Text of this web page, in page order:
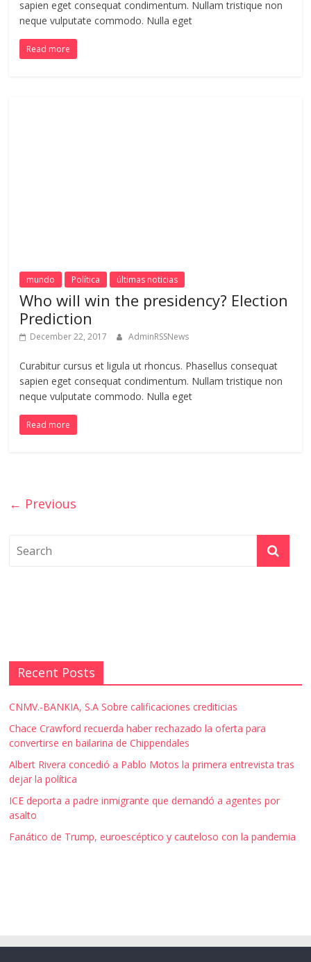
sapien eget consequat condimentum. Nullam tristique non
neque vulputate commodo. Nulla eget
Read more
mundo Política últimas noticias
Who will win the presidency? Election
Prediction
December 22, 2017 AdminRSSNews
Curabitur cursus et ligula ut rhoncus. Phasellus consequat
sapien eget consequat condimentum. Nullam tristique non
neque vulputate commodo. Nulla eget
Read more
← Previous
Recent Posts
CNMV.-BANKIA, S.A Sobre calificaciones crediticias
Chace Crawford recuerda haber rechazado la oferta para
convertirse en bailarina de Chippendales
Albert Rivera concedió a Pablo Motos la primera entrevista tras
dejar la política
ICE deporta a padre inmigrante que demandó a agentes por
asalto
Fanático de Trump, euroescéptico y cauteloso con la pandemia